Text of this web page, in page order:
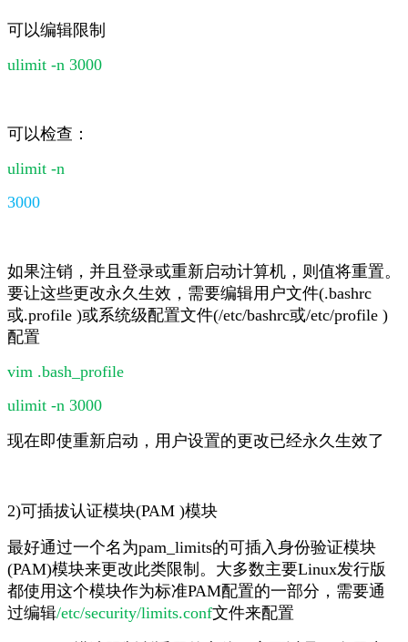
可以编辑限制
ulimit -n 3000
可以检查：
ulimit -n
3000
如果注销，并且登录或重新启动计算机，则值将重置。
要让这些更改永久生效，需要编辑用户文件(.bashrc
或.profile )或系统级配置文件(/etc/bashrc或/etc/profile )
配置
vim .bash_profile
ulimit -n 3000
现在即使重新启动，用户设置的更改已经永久生效了
2)可插拔认证模块(PAM )模块
最好通过一个名为pam_limits的可插入身份验证模块
(PAM)模块来更改此类限制。大多数主要Linux发行版
都使用这个模块作为标准PAM配置的一部分，需要通
过编辑/etc/security/limits.conf文件来配置